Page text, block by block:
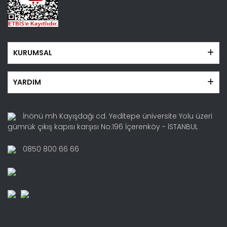
KURUMSAL
YARDIM
İnönü mh Kayışdağı cd. Yeditepe üniversite Yolu üzeri
gümrük çıkış kapısı karşısı No:196 İçerenköy - İSTANBUL
0850 800 66 66